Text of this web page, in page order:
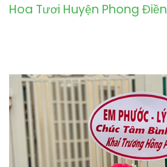
Hoa Tươi Huyện Phong Điền